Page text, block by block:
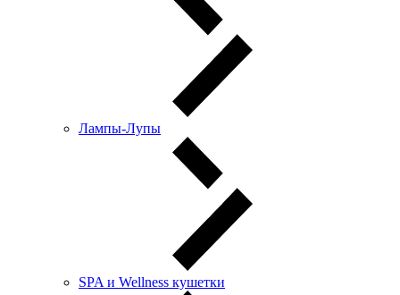
Лампы-Лупы
SPA и Wellness кушетки